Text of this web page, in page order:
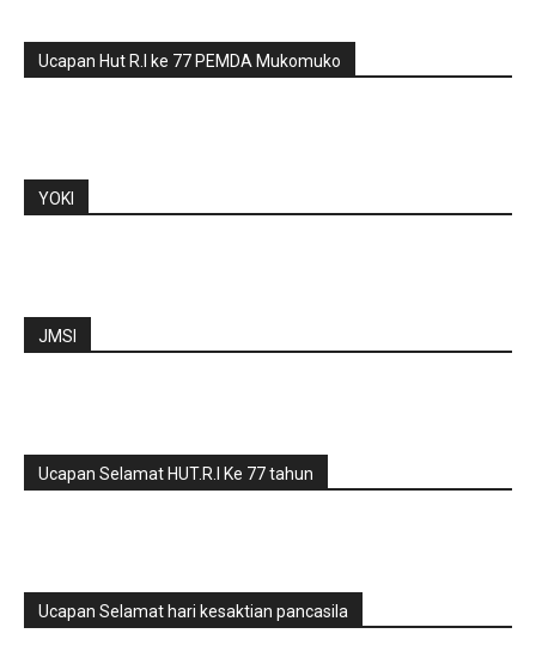
Ucapan Hut R.I ke 77 PEMDA Mukomuko
YOKI
JMSI
Ucapan Selamat HUT.R.I Ke 77 tahun
Ucapan Selamat hari kesaktian pancasila